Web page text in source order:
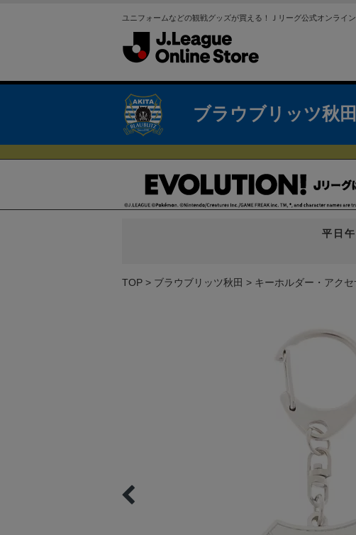
ユニフォームなどの観戦グッズが買える！Ｊリーグ公式オンライ
ブラウブリッツ秋田
平日
TOP ブラウブリッツ秋田 キーホルダー・アクセ